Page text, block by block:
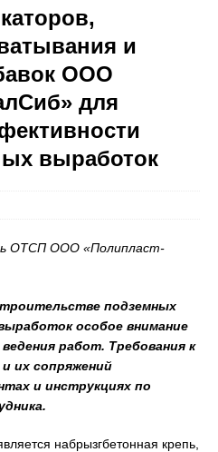
и
ООО
для
выработок
ОТСП ООО «Полипласт-
подземных
особое внимание
работ. Требования к
их сопряжений
и инструкциях по
набрызгбетонная крепь,